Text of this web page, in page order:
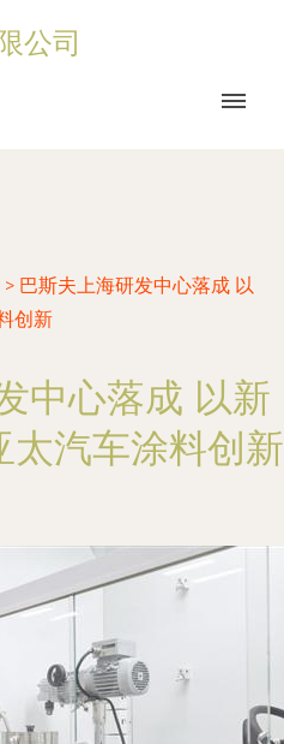
公司
> 巴斯夫上海研发中心落成 以
创新
中心落成 以新
太汽车涂料创新